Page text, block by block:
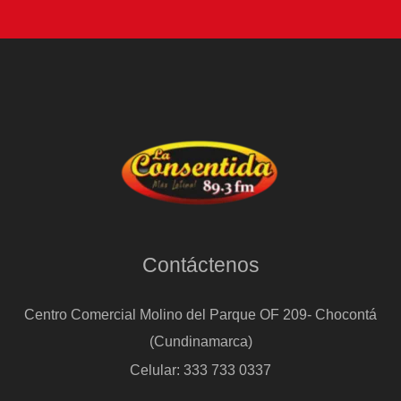
Contáctenos
Centro Comercial Molino del Parque OF 209- Chocontá
(Cundinamarca)
Celular: 333 733 0337